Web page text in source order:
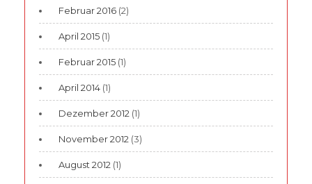
Februar 2016 (2)
April 2015 (1)
Februar 2015 (1)
April 2014 (1)
Dezember 2012 (1)
November 2012 (3)
August 2012 (1)